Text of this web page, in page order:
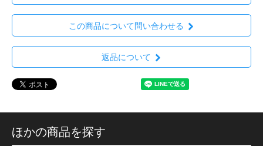
この商品について問い合わせる
返品について
ほかの商品を探す